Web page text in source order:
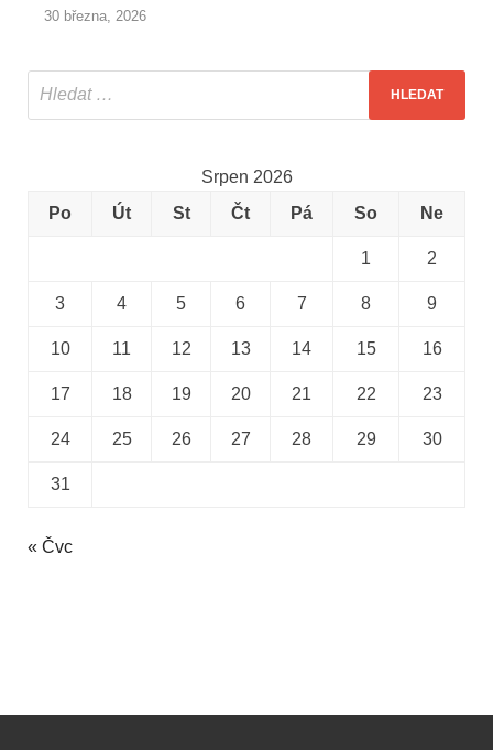
30 března, 2026
Srpen 2026
Po
Út St Čt Pá So Ne
1 2
3 4 5 6 7 8 9
10 11 12 13 14 15 16
17 18 19 20 21 22 23
24 25 26 27 28 29 30
31
« Čvc